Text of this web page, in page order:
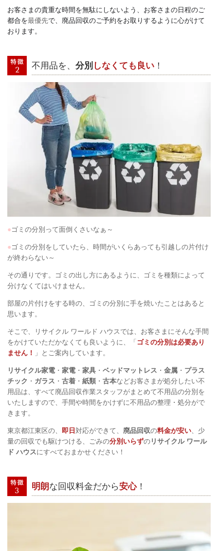
お客さまの貴重な時間を無駄にしないよう、 お客さまの日程のご
都合を最優先で、廃品回収のご予約をお取りするように心がけて
おります。
不用品を、 分別 しなくても良い ！
●ゴミの分別って面倒くさいなぁ～
●ゴミの分別をしていたら、時間がいくらあっても引越しの片付け
が終わらない～
その通りです。ゴミの出し方にあるように、ゴミを種類によって
分けなくてはいけません。
部屋の片付けをする時の、ゴミの分別に手を焼いたことはあると
思います。
そこで、リサイクル ワールド ハウスでは、お客さまにそんな手間
をかけていただかなくても良いように、「 ゴミの分別は必要あり
ません！
」とご案内しています。
リサイクル家電 ・ 家電 ・ 家具 ・ ベッドマットレス ・ 金属 ・ プラス
チック ・ ガラス ・ 古着 ・ 紙類 ・ 古本などお客さまが処分したい不
用品は、すべて廃品回収作業スタッフがまとめて不用品の分別を
いたしますので、手間や時間をかけずに不用品の整理・処分がで
きます。
東京都江東区の、 即日対応ができて、 廃品回収の料金が安い、少
量の回収でも駆けつける、ごみの分別いらずのリサイクル ワール
ド ハウスにすべておまかせください！
明朗な回収料金だから安心！